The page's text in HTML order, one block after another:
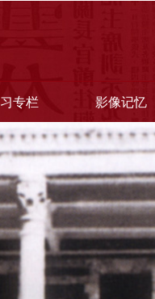
专栏 影像记忆